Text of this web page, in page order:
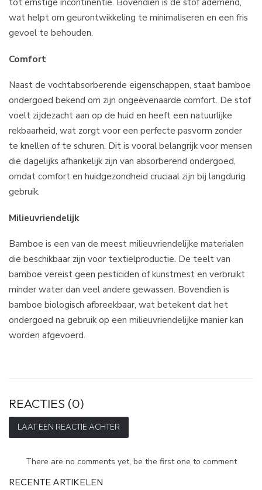
wat helpt om geurontwikkeling te minimaliseren en een fris
gevoel te behouden.
Comfort
Naast de vochtabsorberende eigenschappen, staat bamboe
ondergoed bekend om zijn ongeëvenaarde comfort. De stof
voelt zijdezacht aan op de huid en heeft een natuurlijke
rekbaarheid, wat zorgt voor een perfecte pasvorm zonder
te knellen of te schuren. Dit is vooral belangrijk voor mensen
die dagelijks afhankelijk zijn van absorberend ondergoed,
omdat comfort en huidgezondheid cruciaal zijn bij langdurig
gebruik.
Milieuvriendelijk
Bamboe is een van de meest milieuvriendelijke materialen
die beschikbaar zijn voor textielproductie. De teelt van
bamboe vereist geen pesticiden of kunstmest en verbruikt
minder water dan veel andere gewassen. Bovendien is
bamboe biologisch afbreekbaar, wat betekent dat het
ondergoed na gebruik op een milieuvriendelijke manier kan
worden afgevoerd.
REACTIES (0)
LAAT EEN REACTIE ACHTER
There are no comments yet, be the first one to comment
RECENTE ARTIKELEN